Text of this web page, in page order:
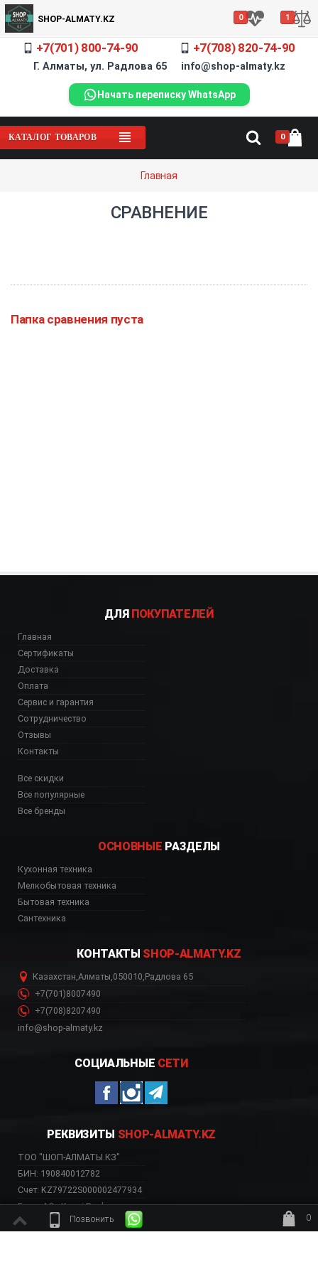
SHOP-ALMATY.KZ 0 1
+7(701) 800-74-90 +7(708) 820-74-90
Г. Алматы, ул. Радлова 65 info@shop-almaty.kz
Начать переписку WhatsApp
КАТАЛОГ ТОВАРОВ 0
Главная
Позвонить
0
ждёт заказ
СРАВНЕНИЕ
Папка сравнения пуста
ДЛЯ ПОКУПАТЕЛЕЙ
Главная
Сертификаты
Доставка
Оплата
Сервис и гарантия
Сотрудничество
Отзывы
Контакты
Все скидки
Все популярные
Все бренды
ОСНОВНЫЕ РАЗДЕЛЫ
Кухонная техника
Мелкобытовая техника
Бытовая техника
Сантехника
КОНТАКТЫ SHOP-ALMATY.KZ
Казахстан,Алматы,050010,Радлова 65
+7(701)8007490
+7(708)8207490
info@shop-almaty.kz
СОЦИАЛЬНЫЕ СЕТИ
РЕКВИЗИТЫ SHOP-ALMATY.KZ
ТОО "ШОП-АЛМАТЫ.КЗ"
БИН: 190840012782
Счет: KZ79722S000002477934
Банк: АО «Kaspi Bank»
БИК: CASPKZKA